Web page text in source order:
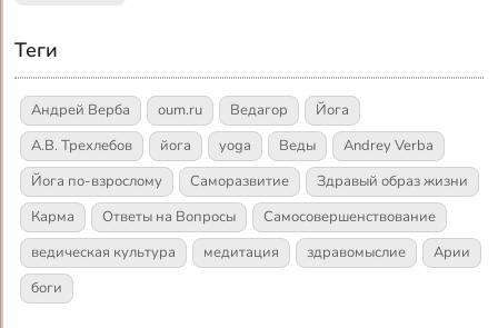
Теги
Андрей Верба oum.ru Ведагор
Йога
А.В. Трехлебов
йога yoga Веды
Andrey Verba
Йога по-взрослому
Саморазвитие
Здравый образ жизни
Карма
Ответы на Вопросы
Самосовершенствование
ведическая культура
медитация здравомыслие
Арии
боги